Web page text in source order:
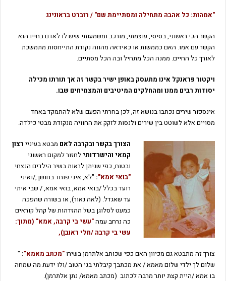
"אמהות: כל אהבה מתחילה ומסתיימת שם" / רוברט בראונינג
הקשר הכי ראשוני, בסיסי, עוצמתי, מורכב ומשמעותי שיש לו לאדם בחייו הוא
הקשר עם אמו. האם כממשות או כאידאה מהווה נקודת התייחסות מתמשכת
לאורך כל החיים. ממנה הכל מתחיל ובה הכל מסתיים.
ויקטור פראנקל אינו מתעסק באופן ישיר בקשר זה אך תורתו מכילה
יסודות רבים ממנו ומהחלקים המיטיבים והמצמיחים שבו.
אינספור שירים נכתבו בנושא זה, לכן בחרתי הפעם שלא להתמקד באחד
מסויים אלא לשוטט בין שירים ולנסות לזקק את החוויה מנקודת מבטי כילדה.
הצורך בקשר ובקרבה לאם מבטא בעיניי רצון
קמאי והישרדותילחזור למקום ראשוני
ובטוח, כפי שניתן לראות בשיר הילדים הנצחי
"בואי אמא": "לא, איני פוחד בחושך,/ואיני
רועד בכלל /בואי אמא, בואי אמא, / שבי איתי
עד שאגדל. (לאה נאור), או בשורה שהפכה
כמעט לסלוגן בשל ההזדהות של קהל קוראים
כה נרחב עמה"עשי בי קרבה, אמא" (מתוך:
עשי בי קרבה /חלי ראובן),
צורך זה מתבטא גם מכיוון האם כפי שכותב אלתרמן בשירו "מכתב מאמא":
"
שלום לך ילדי שלום מאמא / את מכתבך קיבלתי בני הטוב /ולו ידעת מה שמחה
בו אמא /היית קצת יותר מרבה לכתוב (מכתב מאמא/ נתן אלתרמן).